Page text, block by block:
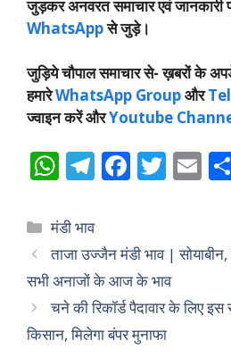
जुड़कर अनवरत समाचार एवं जानकारी
WhatsAppसे जुड़े।
जुड़िये चौपाल समाचार से-ख़बरों के
हमारेWhatsApp Groupऔर
ज्वाइन करें औरYoutube
W
h
at
s
A
p
p
T
el
e
gr
a
m
F
ac
b
o
o
k
T
w
er
E
m
l
Categories
मंडी भाव
ताजा उज्जैन मंडी भाव |
सभी अनाजों के आज के भाव
चने की रिकॉर्ड पैदावार के लिए
किसान, मिलेगा बंपर मुनाफा